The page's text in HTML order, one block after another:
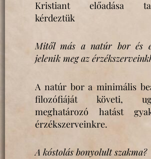
Kristiant előadása
kérdeztük
Mitől más a natúr bor és
jelenik meg az
A natúr bor a minimális
filozófiáját követi,
meghatározó hatást
érzékszerveinkre.
A kóstolás bonyolult szakma?